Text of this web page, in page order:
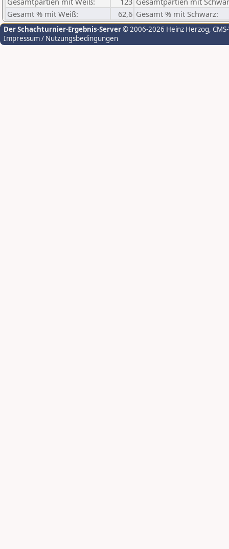
Gesamt % mit Weiß:
62,6 Gesamt % mit Schwarz:
Der Schachturnier-Ergebnis-Server© 2006-2026 Heinz Herzog,
Impressum / Nutzungsbedingungen